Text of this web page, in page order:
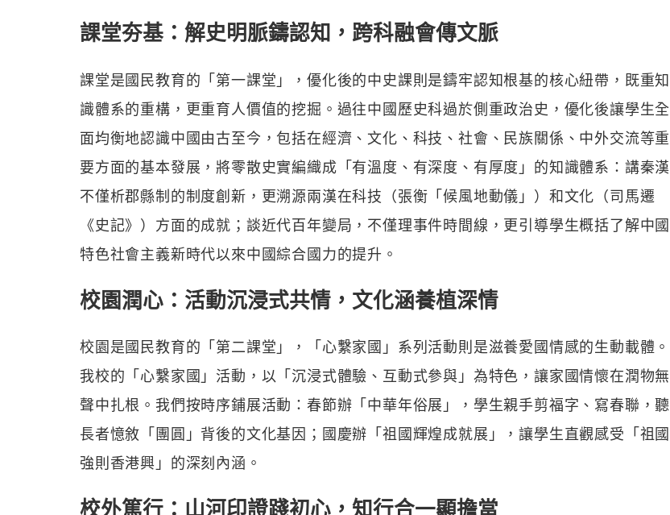
課堂夯基：解史明脈鑄認知，跨科融會傳文脈
課堂是國民教育的「第一課堂」，優化後的中史課則是鑄牢認知根基的核心紐帶，既重知
識體系的重構，更重育人價值的挖掘。過往中國歷史科過於側重政治史，優化後讓學生全
面均衡地認識中國由古至今，包括在經濟、文化、科技、社會、民族關係、中外交流等重
要方面的基本發展，將零散史實編織成「有溫度、有深度、有厚度」的知識體系：講秦漢
不僅析郡縣制的制度創新，更溯源兩漢在科技（張衡「候風地動儀」）和文化（司馬遷
《史記》）方面的成就；談近代百年變局，不僅理事件時間線，更引導學生概括了解中國
特色社會主義新時代以來中國綜合國力的提升。
校園潤心：活動沉浸式共情，文化涵養植深情
校園是國民教育的「第二課堂」，「心繫家國」系列活動則是滋養愛國情感的生動載體。
我校的「心繫家國」活動，以「沉浸式體驗、互動式參與」為特色，讓家國情懷在潤物無
聲中扎根。我們按時序鋪展活動：春節辦「中華年俗展」，學生親手剪福字、寫春聯，聽
長者憶敘「團圓」背後的文化基因；國慶辦「祖國輝煌成就展」，讓學生直觀感受「祖國
強則香港興」的深刻內涵。
校外篤行：山河印證踐初心，知行合一顯擔當